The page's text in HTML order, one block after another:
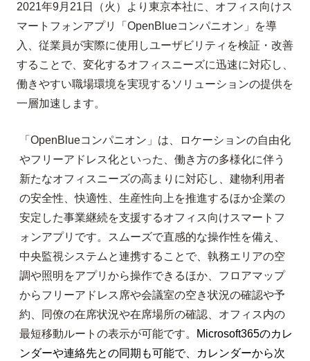
2021年9月21日（火）より東京本社に、オフィス向けス
マートフォンアプリ「OpenBlueコンパニオン」を導
入、従業員が実際に使用しユーザビリティを検証・改善
することで、変化するオフィスニーズに迅速に対応し、
働きやすい職場環境を実現するソリューションの提供を
一層加速します。
「OpenBlueコンパニオン」は、ロケーションの自由化
やフリーアドレス化といった、働き方の多様化に伴う
新たなオフィスニーズの高まりに対応し、建物利用者
の安全性、快適性、生産性向上を推進するほか企業の
安定した事業継続を支援するオフィス向けスマートフ
ォンアプリです。スムーズで直感的な操作性を備え、
中央監視システムと連携することで、執務エリアの空
調や照明をアプリから操作できるほか、フロアマップ
からフリーアドレス席や会議室の空き状況の確認や予
約、同僚の在席状況や在席場所の確認、オフィス内の
最短移動ルートの表示が可能です。
Microsoft365のカレ
ンダーや連絡先との同期も可能で、カレンダーから次